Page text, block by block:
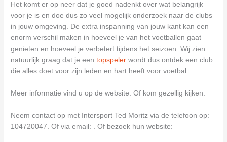
Het komt er op neer dat je goed nadenkt over wat belangrijk
voor je is en doe dus zo veel mogelijk onderzoek naar de clubs
in jouw omgeving. De extra inspanning van jouw kant kan een
enorm verschil maken in hoeveel je van het voetballen gaat
genieten en hoeveel je verbetert tijdens het seizoen. Wij zien
natuurlijk graag dat je eentopspeler wordt dus ontdek een club
die alles doet voor zijn leden en hart heeft voor voetbal.
Meer informatie vind u op de website. Of kom gezellig kijken.
Neem contact op met Intersport Ted Moritz via de telefoon op:
104720047. Of via email: . Of bezoek hun website: